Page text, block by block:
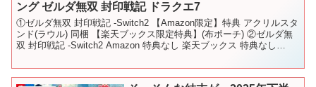
ング ゼルダ無双 封印戦記 ドラクエ7
①ゼルダ無双 封印戦記 -Switch2 【Amazon限定】特典 アクリルスタ
ンド(ラウル) 同梱 【楽天ブックス限定特典】(布ポーチ) ②ゼルダ無
双 封印戦記 -Switch2 Amazon 特典なし 楽天ブックス 特典なし